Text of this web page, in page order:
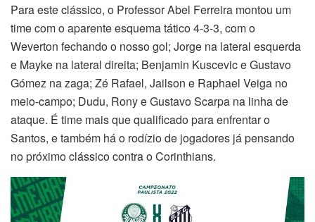
Para este clássico, o Professor Abel Ferreira montou um
time com o aparente esquema tático 4-3-3, com o
Weverton fechando o nosso gol; Jorge na lateral esquerda
e Mayke na lateral direita; Benjamin Kuscevic e Gustavo
Gómez na zaga; Zé Rafael, Jailson e Raphael Veiga no
meio-campo; Dudu, Rony e Gustavo Scarpa na linha de
ataque. É time mais que qualificado para enfrentar o
Santos, e também há o rodízio de jogadores já pensando
no próximo clássico contra o Corinthians.